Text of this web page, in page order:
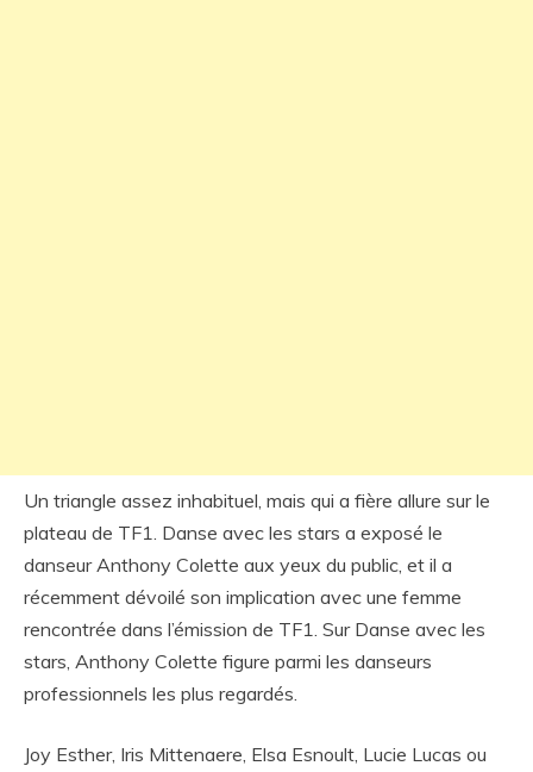
Un triangle assez inhabituel, mais qui a fière allure sur le
plateau de TF1. Danse avec les stars a exposé le
danseur Anthony Colette aux yeux du public, et il a
récemment dévoilé son implication avec une femme
rencontrée dans l’émission de TF1. Sur Danse avec les
stars, Anthony Colette figure parmi les danseurs
professionnels les plus regardés.
Joy Esther, Iris Mittenaere, Elsa Esnoult, Lucie Lucas ou